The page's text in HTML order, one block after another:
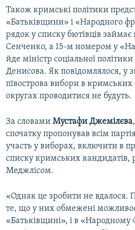
Також кримські політики
«Батьківщини» і «Народного
рядок у списку бютівців
Сенченко, а 15-м номером у
йде міністр соціальної
Денисова. Як повідомлялося, у
півострова вибори в
округах проводитися не будуть.
За словами Мустафи Джемілєва
спочатку пропонував всім
участь у виборах, включити в
списку кримських кандидатів,
Меджлісом.
«Однак це зробити не вдалося.
те, що у них обмежені
«Батьківщині», і в «Народному